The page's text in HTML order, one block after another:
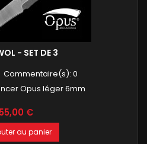
- SET DE 3
Commentaire(s): 0
Opus léger 6mm
€
au panier